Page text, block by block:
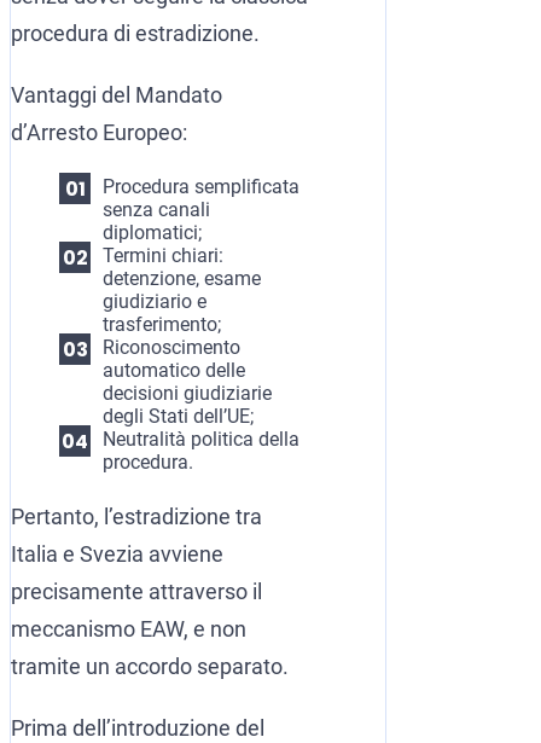
procedura di estradizione.
Vantaggi del Mandato
d’Arresto Europeo:
Procedura semplificata
senza canali
diplomatici;
Termini chiari:
detenzione, esame
giudiziario e
trasferimento;
Riconoscimento
automatico delle
decisioni giudiziarie
degli Stati dell’UE;
Neutralità politica della
procedura.
Pertanto, l’estradizione tra
Italia e Svezia avviene
precisamente attraverso il
meccanismo EAW, e non
tramite un accordo separato.
Prima dell’introduzione del